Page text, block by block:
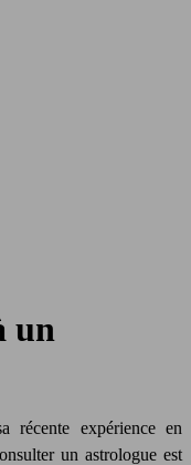
un
expérience en
un astrologue est